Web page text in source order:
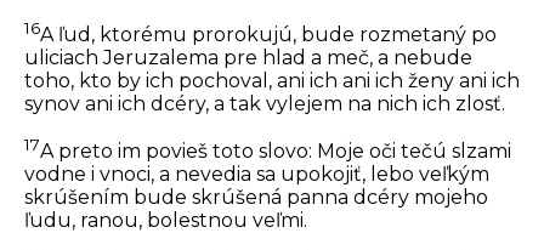
16A ľud, ktorému prorokujú, bude rozmetaný po
uliciach Jeruzalema pre hlad a meč, a nebude
toho, kto by ich pochoval, ani ich ani ich ženy ani ich
synov ani ich dcéry, a tak vylejem na nich ich zlosť.
17A preto im povieš toto slovo: Moje oči tečú slzami
vodne i vnoci, a nevedia sa upokojiť, lebo veľkým
skrúšením bude skrúšená panna dcéry mojeho
ľudu, ranou, bolestnou veľmi.